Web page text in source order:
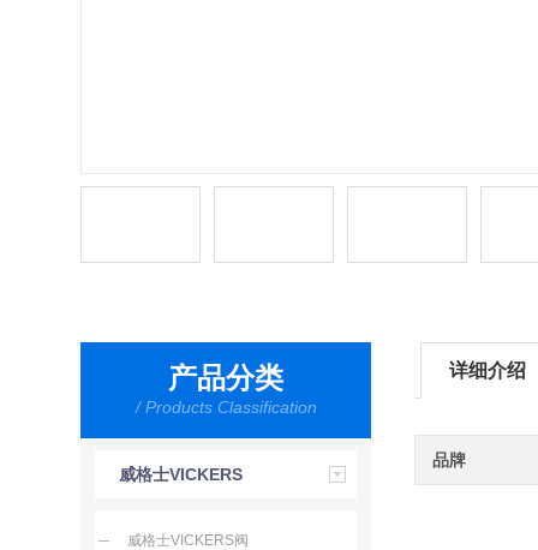
产品分类
/ Products Classification
威格士VICKERS
威格士VICKERS阀
详细介绍
品牌